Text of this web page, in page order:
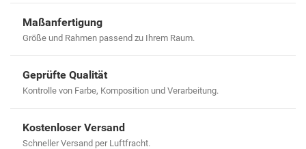
Maßanfertigung
Größe und Rahmen passend zu Ihrem Raum.
Geprüfte Qualität
Kontrolle von Farbe, Komposition und Verarbeitung.
Kostenloser Versand
Schneller Versand per Luftfracht.